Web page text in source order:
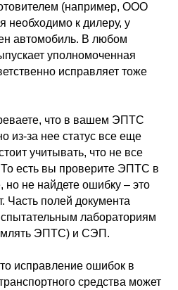
(например, ООО
необходимо к дилеру, у
автомобиль. В любом
уполномоченная
исправляет тоже
что в вашем ЭПТС
из-за нее статус все еще
учитывать, что не все
есть вы проверите ЭПТС в
но не найдете ошибку – это
Часть полей документа
лабораториям
ЭПТС) и СЭП.
исправление ошибок в
средства может